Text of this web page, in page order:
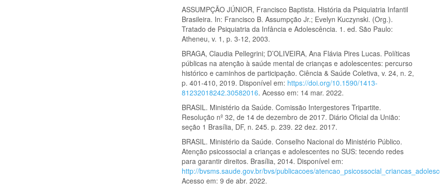
ASSUMPÇÃO JÚNIOR, Francisco Baptista. História da Psiquiatria Infantil
Brasileira. In: Francisco B. Assumpção Jr.; Evelyn Kuczynski. (Org.).
Tratado de Psiquiatria da Infância e Adolescência. 1. ed. São Paulo:
Atheneu, v. 1, p. 3-12, 2003.
BRAGA, Claudia Pellegrini; D’OLIVEIRA, Ana Flávia Pires Lucas. Políticas
públicas na atenção à saúde mental de crianças e adolescentes: percurso
histórico e caminhos de participação. Ciência & Saúde Coletiva, v. 24, n. 2,
p. 401-410, 2019. Disponível em: https://doi.org/10.1590/1413-
81232018242.30582016. Acesso em: 14 mar. 2022.
BRASIL. Ministério da Saúde. Comissão Intergestores Tripartite.
Resolução nº 32, de 14 de dezembro de 2017. Diário Oficial da União:
seção 1 Brasília, DF, n. 245. p. 239. 22 dez. 2017.
BRASIL. Ministério da Saúde. Conselho Nacional do Ministério Público.
Atenção psicossocial a crianças e adolescentes no SUS: tecendo redes
para garantir direitos. Brasília, 2014. Disponível em:
http://bvsms.saude.gov.br/bvs/publicacoes/
Acesso em: 9 de abr. 2022.